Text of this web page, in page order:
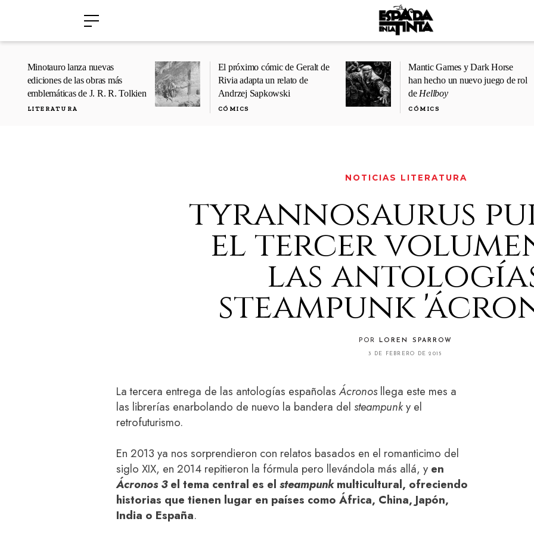
Minotauro lanza nuevas
ediciones de las obras más
emblemáticas de J. R. R. Tolkien
LITERATURA
El próximo cómic de Geralt de
Rivia adapta un relato de
Andrzej Sapkowski
CÓMICS
Mantic Games y Dark Horse
han hecho un nuevo juego de rol
de Hellboy
CÓMICS
NOTICIAS LITERATURA
tyrannosaurus
el tercer
las
steampunk
POR LOREN SPARROW
3 DE FEBRERO DE 2015
La tercera entrega de las antologías españolasÁcronosllega este mes a
las librerías enarbolando de nuevo la bandera del steampunky el
retrofuturismo.
En 2013 ya nos sorprendieron con relatos basados en el romanticimo del
siglo XIX, en 2014 repitieron la fórmula pero llevándola más allá, y en
Ácronos 3el tema central es el steampunkmulticultural, ofreciendo
historias que tienen lugar en países como África, China, Japón,
India o España.
›